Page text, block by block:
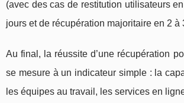
(avec des cas de restitution utilisateurs
jours et de récupération majoritaire en 2 à
Au final, la réussite d’une récupération
se mesure à un indicateur simple : la
les équipes au travail, les services en